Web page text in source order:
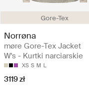
Gore-Tex
Norrøna
møre Gore-Tex Jacket
W's - Kurtki narciarskie
XS S M L
3119 zł